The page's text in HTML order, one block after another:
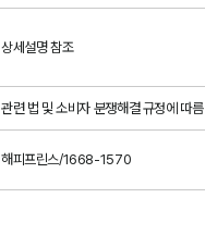
상세설명 참조
관련 법 및 소비자 분쟁해결 규정에 따름
해피프린스/1668-1570